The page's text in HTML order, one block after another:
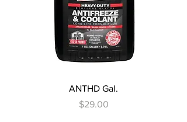
ANTHD Gal.
Precio
$29.00